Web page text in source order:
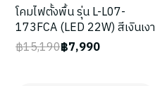
โคมไฟตั้งพื้น รุ่น L-L07-
173FCA (LED 22W) สีเงินเงา
฿15,190฿7,990